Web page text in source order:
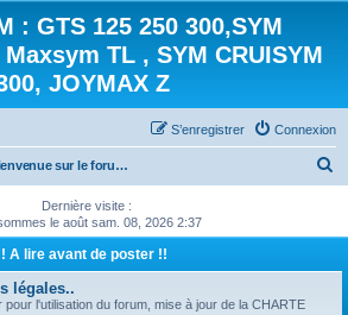
: GTS 125 250 300,SYM
TL , SYM CRUISYM
JOYMAX Z
Connexion
S’enregistrer
Bienvenue sur le forum des scooters de la gamme SYM
Dernière visite :
le août sam. 08, 2026 2:37
A lire avant de poster !!
légales..
pour l'utilisation du forum, mise à jour de la CHARTE